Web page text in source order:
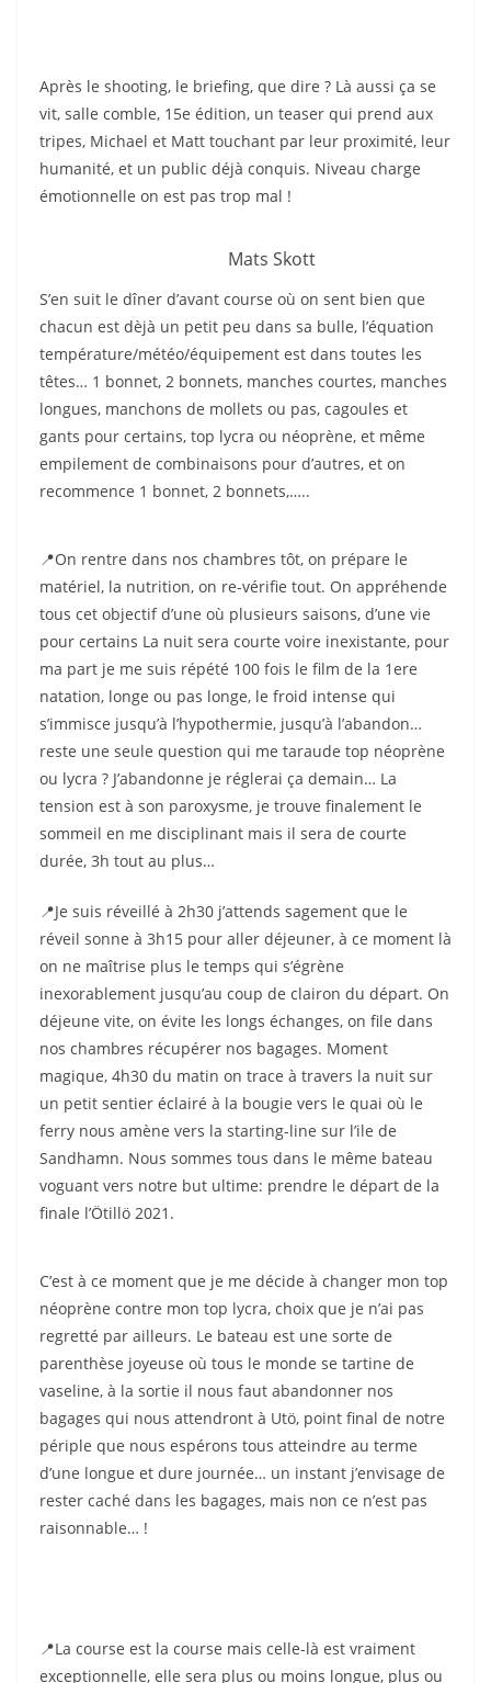
Après le shooting, le briefing, que dire ? Là aussi ça se
vit, salle comble, 15e édition, un teaser qui prend aux
tripes, Michael et Matt touchant par leur proximité, leur
humanité, et un public déjà conquis. Niveau charge
émotionnelle on est pas trop mal !
Mats Skott
S’en suit le dîner d’avant course où on sent bien que
chacun est dèjà un petit peu dans sa bulle, l’équation
température/météo/équipement est dans toutes les
têtes… 1 bonnet, 2 bonnets, manches courtes, manches
longues, manchons de mollets ou pas, cagoules et
gants pour certains, top lycra ou néoprène, et même
empilement de combinaisons pour d’autres, et on
recommence 1 bonnet, 2 bonnets,…..
📍On rentre dans nos chambres tôt, on prépare le
matériel, la nutrition, on re-vérifie tout. On appréhende
tous cet objectif d’une où plusieurs saisons, d’une vie
pour certains La nuit sera courte voire inexistante, pour
ma part je me suis répété 100 fois le film de la 1ere
natation, longe ou pas longe, le froid intense qui
s’immisce jusqu’à l’hypothermie, jusqu’à l’abandon…
reste une seule question qui me taraude top néoprène
ou lycra ? J’abandonne je réglerai ça demain… La
tension est à son paroxysme, je trouve finalement le
sommeil en me disciplinant mais il sera de courte
durée, 3h tout au plus…
📍Je suis réveillé à 2h30 j’attends sagement que le
réveil sonne à 3h15 pour aller déjeuner, à ce moment là
on ne maîtrise plus le temps qui s’égrène
inexorablement jusqu’au coup de clairon du départ. On
déjeune vite, on évite les longs échanges, on file dans
nos chambres récupérer nos bagages. Moment
magique, 4h30 du matin on trace à travers la nuit sur
un petit sentier éclairé à la bougie vers le quai où le
ferry nous amène vers la starting-line sur l’ile de
Sandhamn. Nous sommes tous dans le même bateau
voguant vers notre but ultime: prendre le départ de la
finale l’Ötillö 2021.
C’est à ce moment que je me décide à changer mon top
néoprène contre mon top lycra, choix que je n’ai pas
regretté par ailleurs. Le bateau est une sorte de
parenthèse joyeuse où tous le monde se tartine de
vaseline, à la sortie il nous faut abandonner nos
bagages qui nous attendront à Utö, point final de notre
périple que nous espérons tous atteindre au terme
d’une longue et dure journée… un instant j’envisage de
rester caché dans les bagages, mais non ce n’est pas
raisonnable… !
📍La course est la course mais celle-là est vraiment
exceptionnelle, elle sera plus ou moins longue, plus ou